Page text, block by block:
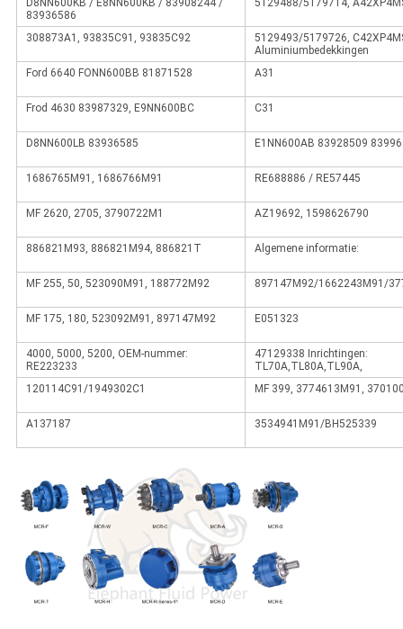
D8NN600KB / E8NN600KB / 83908244 /
83936586
5129488/5179714,
308873A1, 93835C91, 93835C92
5129493/5179726,
Aluminiumbedekkingen
Ford 6640 FONN600BB 81871528
A31
Frod 4630 83987329, E9NN600BC C31
D8NN600LB 83936585 E1NN600AB 83928509
1686765M91, 1686766M91 RE688886 / RE57445
MF 2620, 2705, 3790722M1 AZ19692, 1598626790
886821M93, 886821M94, 886821T Algemene informatie:
MF 255, 50, 523090M91, 188772M92 897147M92/1662243M91/
MF 175, 180, 523092M91, 897147M92 E051323
4000, 5000, 5200, OEM-nummer:
RE223233
47129338 Inrichtingen:
TL70A,TL80A,TL90A,
120114C91/1949302C1
MF 399, 3774613M91,
A137187 3534941M91/BH525339